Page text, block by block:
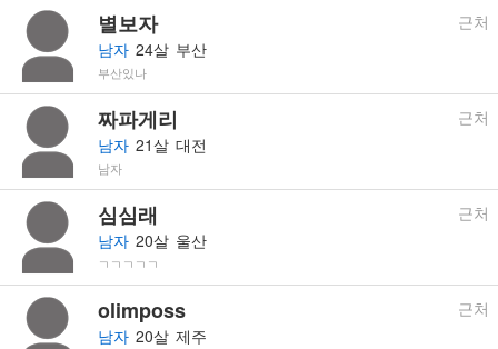
성
소
팅
신
별보자
남자 24살 부산
근처
부산있나
짜파게리
남자 21살 대전
근처
남자
심심래
남자 20살 울산
근처
ㄱㄱㄱㄱㄱ
olimposs
남자 20살 제주
근처